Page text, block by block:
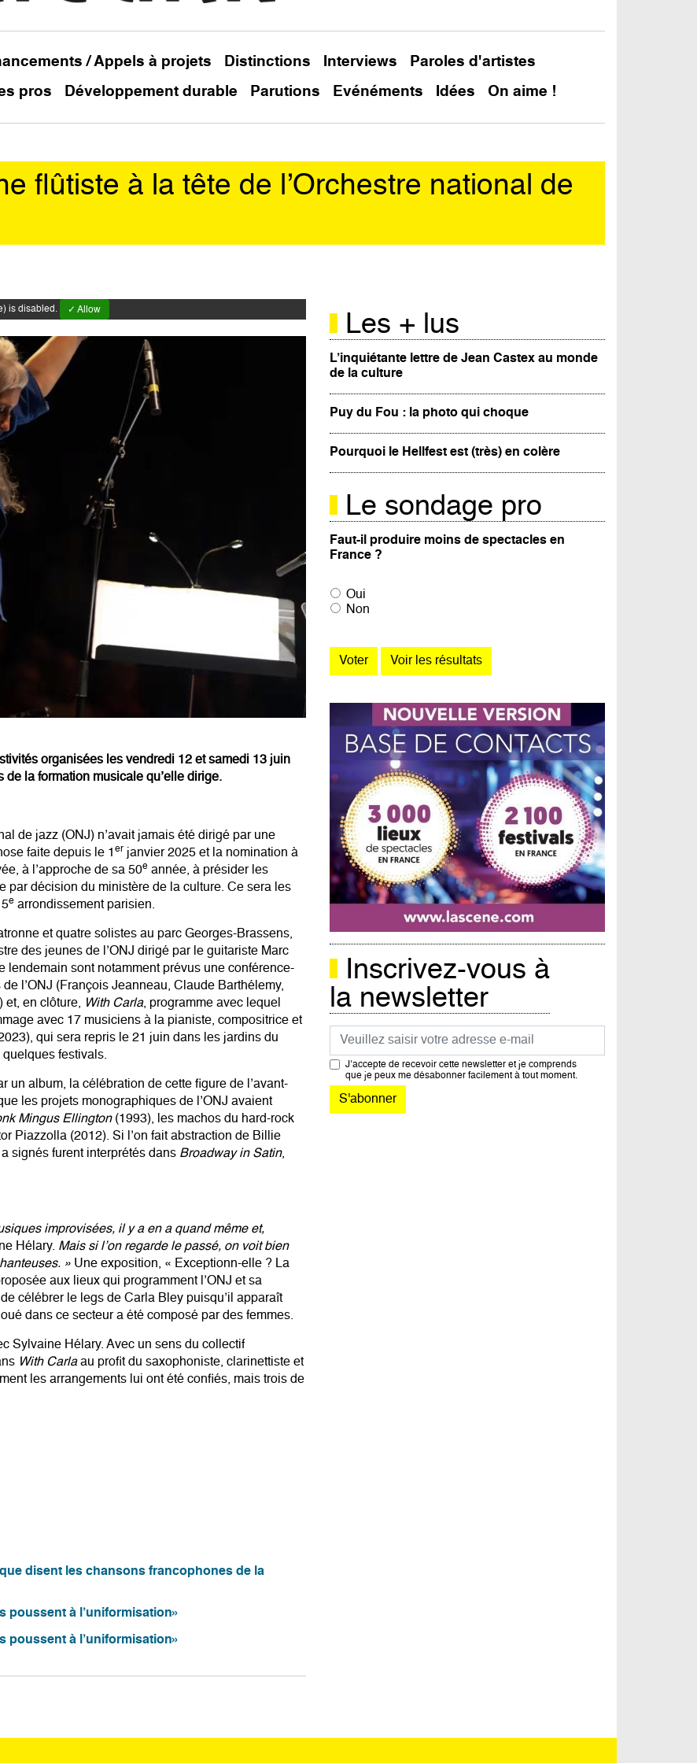
/ Appels à projets Distinctions Interviews
Paroles d'artistes
pros Développement durable Parutions Evénéments Idées On aime !
flûtiste à la tête de l’Orchestre national de
is disabled. ✓ Allow
organisées les vendredi 12 et samedi 13 juin
la formation musicale qu’elle dirige.
de jazz (ONJ) n’avait jamais été dirigé par une
faite depuis le 1 er janvier 2025 et la nomination à
à l’approche de sa 50e année, à présider les
par décision du ministère de la culture. Ce sera les
e arrondissement parisien.
et quatre solistes au parc Georges-Brassens,
des jeunes de l’ONJ dirigé par le guitariste Marc
sont notamment prévus une conférence-
l’ONJ (François Jeanneau, Claude Barthélemy,
et, en clôture, With Carla, programme avec lequel
avec 17 musiciens à la pianiste, compositrice et
, qui sera repris le 21 juin dans les jardins du
festivals.
un album, la célébration de cette figure de l’avant-
les projets monographiques de l’ONJ avaient
Mingus Ellington (1993), les machos du hard-rock
Piazzolla (2012). Si l’on fait abstraction de Billie
signés furent interprétés dans Broadway in Satin,
improvisées, il y a en a quand même et,
Hélary. Mais si l’on regarde le passé, on voit bien
» Une exposition, « Exceptionn-elle ? La
aux lieux qui programment l’ONJ et sa
célébrer le legs de Carla Bley puisqu’il apparaît
dans ce secteur a été composé par des femmes.
Sylvaine Hélary. Avec un sens du collectif
With Carlaau profit du saxophoniste, clarinettiste et
les arrangements lui ont été confiés, mais trois de
disent les chansons francophones de la
poussent à l’uniformisation»
poussent à l’uniformisation»
Les + lus
L’inquiétante lettre de Jean Castex au monde
de la culture
Puy du Fou : la photo qui choque
Pourquoi le Hellfest est (très) en colère
Le sondage pro
Faut-il produire moins de spectacles en
France ?
Oui
Non
Inscrivez-vous à
la newsletter
Courriel
J’accepte de recevoir cette newsletter et je comprends
que je peux me désabonner facilement à tout moment.